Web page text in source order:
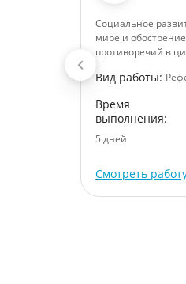
Социальное
мире и
противоречий в
Вид работы:
Время
выполнения:
5 дней
Смотреть